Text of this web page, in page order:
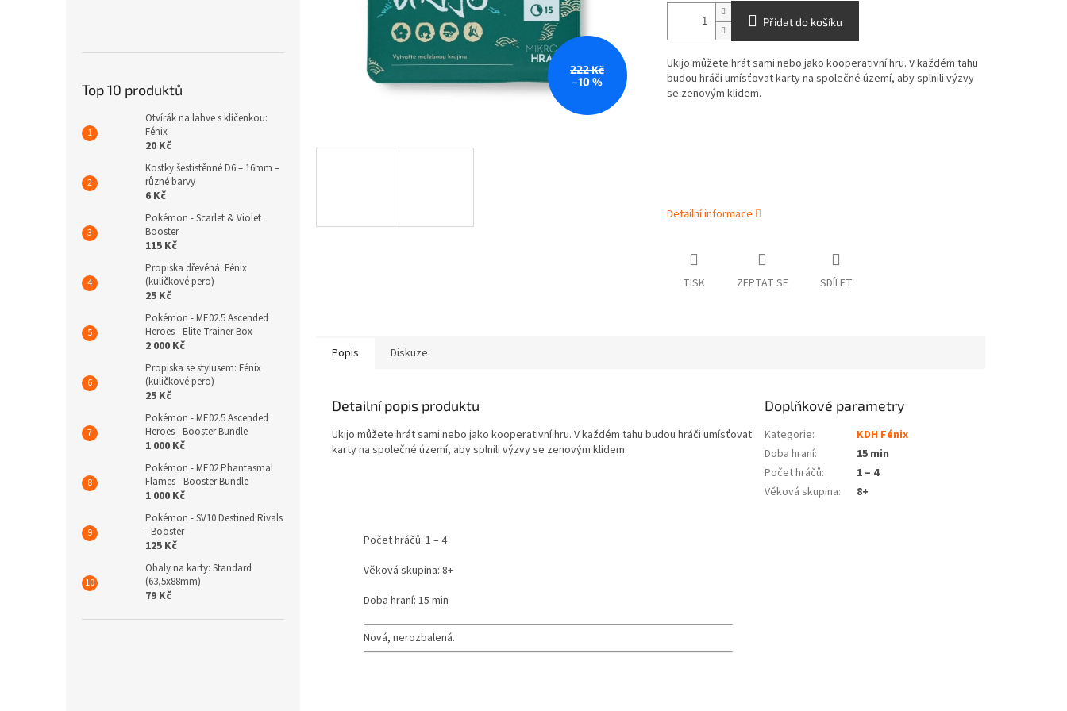
Top 10 produktů
Otvírák na lahve s klíčenkou:
Fénix
20 Kč
Kostky šestistěnné D6 – 16mm –
různé barvy
6 Kč
Pokémon - Scarlet & Violet
Booster
115 Kč
Propiska dřevěná: Fénix
(kuličkové pero)
25 Kč
Pokémon - ME02.5 Ascended
Heroes - Elite Trainer Box
2 000 Kč
Propiska se stylusem: Fénix
(kuličkové pero)
25 Kč
Pokémon - ME02.5 Ascended
Heroes - Booster Bundle
1 000 Kč
Pokémon - ME02 Phantasmal
Flames - Booster Bundle
1 000 Kč
Pokémon - SV10 Destined Rivals
- Booster
125 Kč
Obaly na karty: Standard
(63,5x88mm)
79 Kč
222 Kč
–10 %
Přidat do košíku
Ukijo můžete hrát sami nebo jako kooperativní hru. V každém tahu
budou hráči umísťovat karty na společné území, aby splnili výzvy
se zenovým klidem.
Detailní informace
TISK ZEPTAT SE SDÍLET
Popis Diskuze
Detailní popis produktu
Ukijo můžete hrát sami nebo jako kooperativní hru. V každém tahu budou hráči umísťovat
karty na společné území, aby splnili výzvy se zenovým klidem.
Počet hráčů: 1 – 4
Věková skupina: 8+
Doba hraní: 15 min
Nová, nerozbalená.
Doplňkové parametry
Kategorie:
KDH Fénix
Doba hraní:
15 min
Počet hráčů:
1 – 4
Věková skupina: 8+